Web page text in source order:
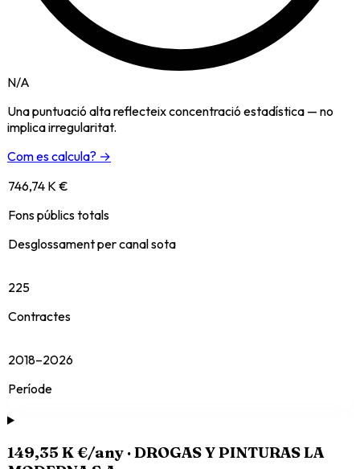
N/A
Una puntuació alta reflecteix concentració estadística — no
implica irregularitat.
Com es calcula? →
746,74 K €
Fons públics totals
Desglossament per canal sota
225
Contractes
2018–2026
Període
149,35 K €/any ·DROGAS Y PINTURAS LA